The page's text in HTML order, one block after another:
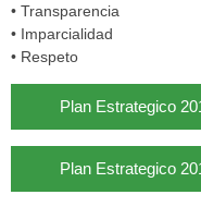
• Transparencia
• Imparcialidad
• Respeto
Plan Estrategico
Plan Estrategico